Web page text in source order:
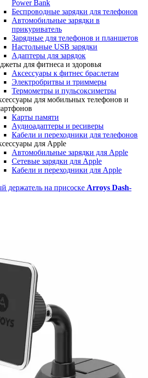
Power Bank
Беспроводные зарядки для телефонов
Автомобильные зарядки в
прикуриватель
Зарядные для телефонов и планшетов
Настольные USB зарядки
Адаптеры для зарядок
для фитнеса и здоровья
Аксессуары к фитнес браслетам
Электробритвы и триммеры
Термометры и пульсоксиметры
для мобильных телефонов и
Карты памяти
Аудиоадаптеры и ресиверы
Кабели и переходники для телефонов
для Apple
Автомобильные зарядки для Apple
Сетевые зарядки для Apple
Кабели и переходники для Apple
держатель на присоске Arroys Dash-